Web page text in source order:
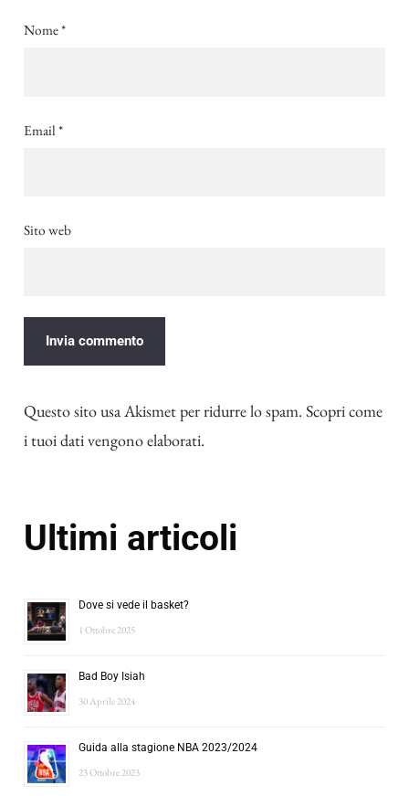
Nome*
Email*
Sito web
Questo sito usa Akismet per ridurre lo spam. Scopri come
i tuoi dati vengono elaborati.
Ultimi articoli
Dove si vede il basket?
1 Ottobre 2025
Bad Boy Isiah
30 Aprile 2024
Guida alla stagione NBA 2023/2024
23 Ottobre 2023